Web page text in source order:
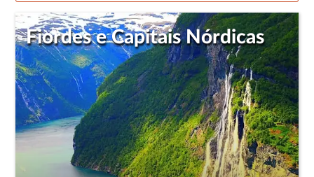
Fiordes e Capitais Nórdicas